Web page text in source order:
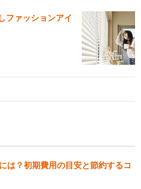
ファッションアイ
は？初期費用の目安と節約するコ